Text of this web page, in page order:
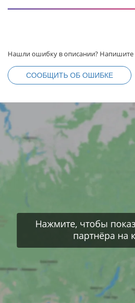
Нашли ошибку в описании? Напишите
СООБЩИТЬ ОБ ОШИБКЕ
Нажмите, чтобы
партнёра на